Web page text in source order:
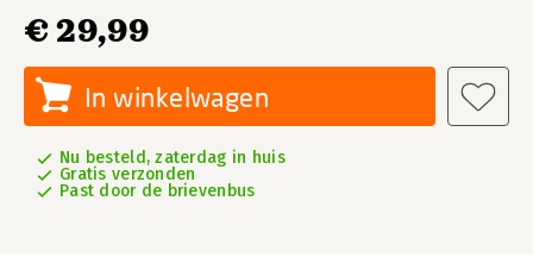
€ 29,99
In winkelwagen
Nu besteld, zaterdag in huis
Gratis verzonden
Past door de brievenbus